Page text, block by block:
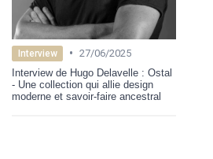
Interview • 27/06/2025
Interview de Hugo Delavelle : Ostal
- Une collection qui allie design
moderne et savoir-faire ancestral